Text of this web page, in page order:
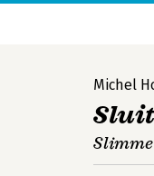
Michel